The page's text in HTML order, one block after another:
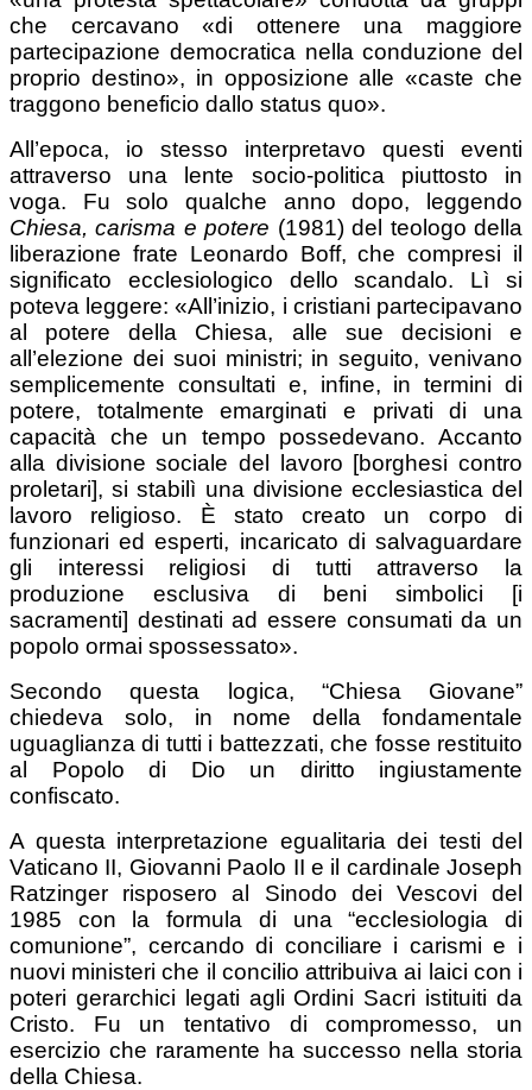
che cercavano «di ottenere una maggiore
partecipazione democratica nella conduzione del
proprio destino», in opposizione alle «caste che
traggono beneficio dallo status quo».
All’epoca, io stesso interpretavo questi eventi
attraverso una lente socio-politica piuttosto in
voga. Fu solo qualche anno dopo, leggendo
Chiesa, carisma e potere (1981) del teologo della
liberazione frate Leonardo Boff, che compresi il
significato ecclesiologico dello scandalo. Lì si
poteva leggere: «All’inizio, i cristiani partecipavano
al potere della Chiesa, alle sue decisioni e
all’elezione dei suoi ministri; in seguito, venivano
semplicemente consultati e, infine, in termini di
potere, totalmente emarginati e privati di una
capacità che un tempo possedevano. Accanto
alla divisione sociale del lavoro [borghesi contro
proletari], si stabilì una divisione ecclesiastica del
lavoro religioso. È stato creato un corpo di
funzionari ed esperti, incaricato di salvaguardare
gli interessi religiosi di tutti attraverso la
produzione esclusiva di beni simbolici [i
sacramenti] destinati ad essere consumati da un
popolo ormai spossessato».
Secondo questa logica, “Chiesa Giovane”
chiedeva solo, in nome della fondamentale
uguaglianza di tutti i battezzati, che fosse restituito
al Popolo di Dio un diritto ingiustamente
confiscato.
A questa interpretazione egualitaria dei testi del
Vaticano II, Giovanni Paolo II e il cardinale Joseph
Ratzinger risposero al Sinodo dei Vescovi del
1985 con la formula di una “ecclesiologia di
comunione”, cercando di conciliare i carismi e i
nuovi ministeri che il concilio attribuiva ai laici con i
poteri gerarchici legati agli Ordini Sacri istituiti da
Cristo. Fu un tentativo di compromesso, un
esercizio che raramente ha successo nella storia
della Chiesa.